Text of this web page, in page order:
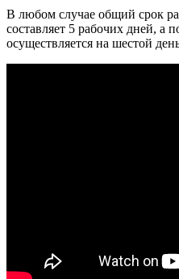
В любом случае общий срок
составляет 5 рабочих дней, а
осуществляется на шестой